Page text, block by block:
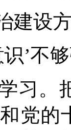
建设
’不
习。
党的